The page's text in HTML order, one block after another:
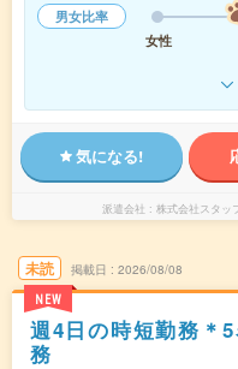
男女比率
女性
気になる!
派遣会社 株式会社スタッ
未読
NEW
掲載日 2026/08/08
週4日の時短勤務＊
務